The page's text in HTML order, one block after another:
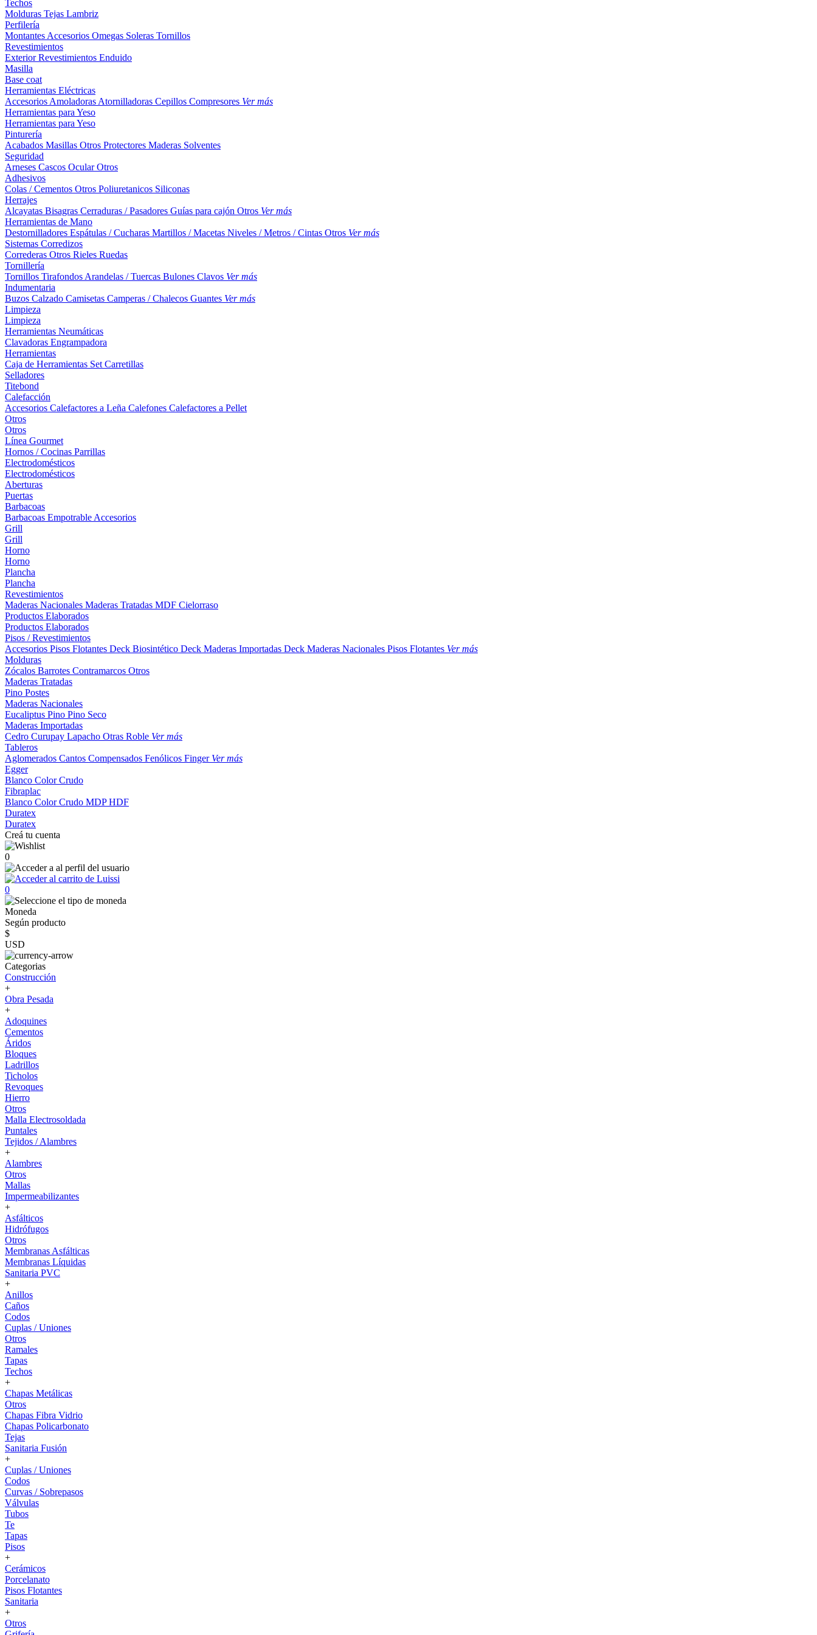
Techos
Molduras Tejas Lambriz
Perfilería
Montantes Accesorios Omegas Soleras Tornillos
Revestimientos
ExteriorRevestimientos Enduido
Masilla
Base coat
Herramientas Eléctricas
Accesorios Amoladoras Atornilladoras Cepillos Compresores Ver más
Herramientas para Yeso
Herramientas para Yeso
Pinturería
Acabados Masillas Otros Protectores Maderas Solventes
Seguridad
Arneses Cascos OcularOtros
Adhesivos
Colas / Cementos Otros Poliuretanicos Siliconas
Herrajes
Alcayatas Bisagras Cerraduras / Pasadores Guías para cajón Otros Ver más
Herramientas de Mano
Destornilladores Espátulas / Cucharas Martillos / Macetas Niveles / Metros / Cintas Otros Ver más
Sistemas Corredizos
Correderas Otros Rieles Ruedas
Tornillería
Tornillos Tirafondos Arandelas / Tuercas Bulones Clavos Ver más
Indumentaria
Buzos Calzado Camisetas Camperas / Chalecos Guantes Ver más
Limpieza
Limpieza
Herramientas Neumáticas
Clavadoras Engrampadora
Herramientas
Caja de Herramientas Set Carretillas
Selladores
Titebond
Calefacción
Accesorios Calefactores a Leña Calefones Calefactores a Pellet
Otros
Otros
Línea Gourmet
Hornos / Cocinas Parrillas
Electrodomésticos
Electrodomésticos
Aberturas
Puertas
Barbacoas
Barbacoas Empotrable Accesorios
Grill
Grill
Horno
Horno
Plancha
Plancha
Revestimientos
Maderas Nacionales Maderas Tratadas MDF Cielorraso
Productos Elaborados
Productos Elaborados
Pisos / Revestimientos
Accesorios Pisos Flotantes Deck Biosintético Deck Maderas Importadas Deck Maderas Nacionales Pisos Flotantes Ver más
Molduras
Zócalos Barrotes Contramarcos Otros
Maderas Tratadas
Pino Postes
Maderas Nacionales
Eucaliptus Pino Pino Seco
Maderas Importadas
Cedro Curupay Lapacho Otras Roble Ver más
Tableros
Aglomerados Cantos Compensados Fenólicos Finger Ver más
Egger
Blanco ColorCrudo
Fibraplac
Blanco ColorCrudo MDPHDF
Duratex
Duratex
Creá tu cuenta
0
0
Moneda
Según producto
$
USD
Categorias
Construcción
+
Obra Pesada
+
Adoquines
Cementos
Áridos
Bloques
Ladrillos
Ticholos
Revoques
Hierro
Otros
Malla Electrosoldada
Puntales
Tejidos / Alambres
+
Alambres
Otros
Mallas
Impermeabilizantes
+
Asfálticos
Hidrófugos
Otros
Membranas Asfálticas
Membranas Líquidas
Sanitaria PVC
+
Anillos
Caños
Codos
Cuplas / Uniones
Otros
Ramales
Tapas
Techos
+
Chapas Metálicas
Otros
Chapas Fibra Vidrio
Chapas Policarbonato
Tejas
Sanitaria Fusión
+
Cuplas / Uniones
Codos
Curvas / Sobrepasos
Válvulas
Tubos
Te
Tapas
Pisos
+
Cerámicos
Porcelanato
Pisos Flotantes
Sanitaria
+
Otros